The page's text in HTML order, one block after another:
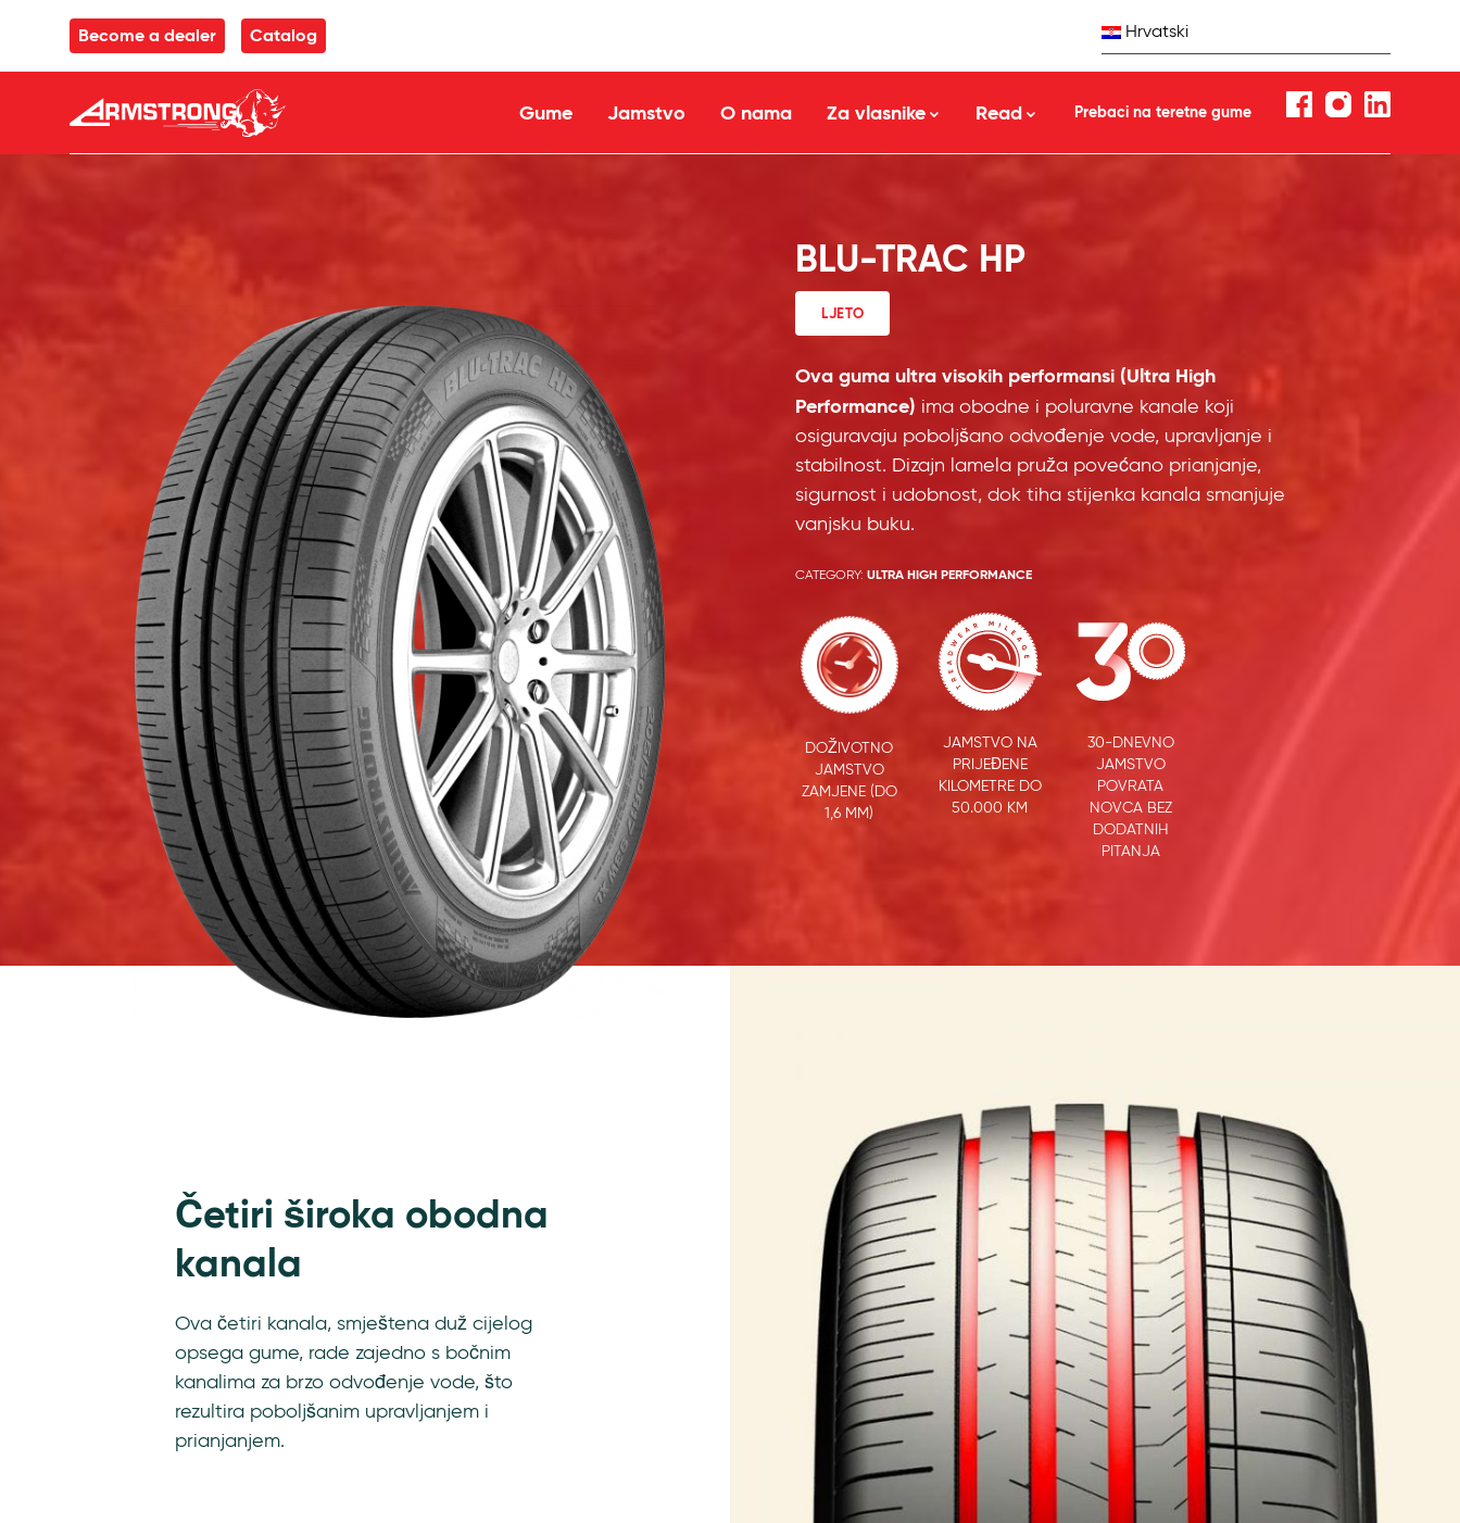
Skip to Content
Become a dealer Catalog Hrvatski
Gume Jamstvo O nama Za vlasnike Read Prebaci na teretne gume
BLU-TRAC HP
LJETO
Ova guma ultra visokih performansi (Ultra High
Performance) ima obodne i poluravne kanale koji
osiguravaju poboljšano odvođenje vode, upravljanje i
stabilnost. Dizajn lamela pruža povećano prianjanje,
sigurnost i udobnost, dok tiha stijenka kanala smanjuje
vanjsku buku.
CATEGORY: ULTRA HIGH PERFORMANCE
DOŽIVOTNO
JAMSTVO
ZAMJENE (DO
1,6 MM)
JAMSTVO NA
PRIJEĐENE
KILOMETRE DO
50.000 KM
30-DNEVNO
JAMSTVO
POVRATA
NOVCA BEZ
DODATNIH
PITANJA
Četiri široka obodna
kanala
Ova četiri kanala, smještena duž cijelog
opsega gume, rade zajedno s bočnim
kanalima za brzo odvođenje vode, što
rezultira poboljšanim upravljanjem i
prianjanjem.